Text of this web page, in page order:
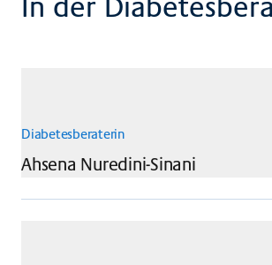
In der
Diabetesberaterin
Ahsena Nuredini-Sinani